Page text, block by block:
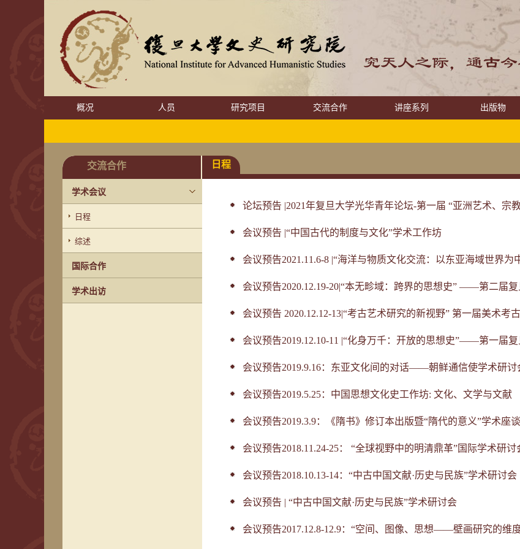
概况 人员 研究项目 交流合作 讲座系列 出版物
交流合作
学术会议
日程
综述
国际合作
学术出访
日程
论坛预告 |2021年复旦大学光华青年论坛-第一届 “亚洲艺术、宗
会议预告 |“中国古代的制度与文化”学术工作坊
会议预告2021.11.6-8 |“海洋与物质文化交流：以东亚海域世界为
会议预告2020.12.19-20|“本无畛域：跨界的思想史” ——第二届
会议预告 2020.12.12-13|“考古艺术研究的新视野” 第一届美术考
会议预告2019.12.10-11 |“化身万千：开放的思想史”——第一届
会议预告2019.9.16：东亚文化间的对话——朝鲜通信使学术研讨
会议预告2019.5.25：中国思想文化史工作坊: 文化、文学与文献
会议预告2019.3.9：《隋书》修订本出版暨“隋代的意义”学术座
会议预告2018.11.24-25： “全球视野中的明清鼎革”国际学术研讨
会议预告2018.10.13-14：“中古中国文献·历史与民族”学术研讨会
会议预告 | “中古中国文献·历史与民族”学术研讨会
会议预告2017.12.8-12.9：“空间、图像、思想——壁画研究的维